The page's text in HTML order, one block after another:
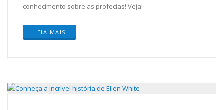
conhecimento sobre as profecias! Veja!
LEIA MAIS